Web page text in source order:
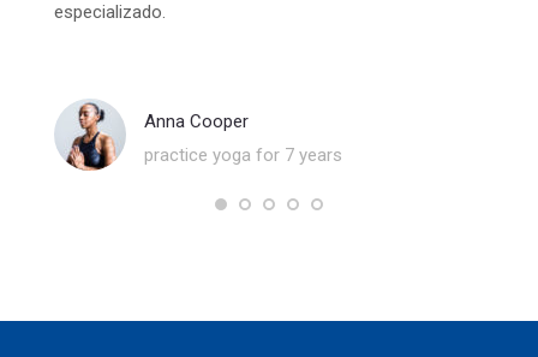
especializado.
Anna Cooper
practice yoga for 7 years